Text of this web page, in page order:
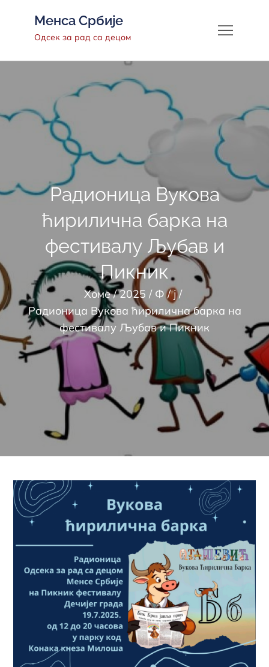
Менса Србије
Одсек за рад са децом
Радионица Вукова
ћирилична барка на
фестивалу Љубав и
Пикник
Хоме 2025 Ф
ј
Радионица Вукова ћирилична барка на
фестивалу Љубав и Пикник